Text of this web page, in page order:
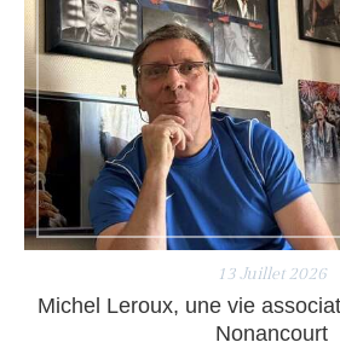
13 Juillet 2026
Michel Leroux, une vie
Nonancourt